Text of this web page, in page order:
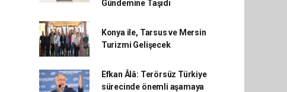
Gündemine Taşıdı
Konya ile, Tarsus ve Mersin
Turizmi Gelişecek
Efkan Âlâ: Terörsüz Türkiye
sürecinde önemli aşamaya